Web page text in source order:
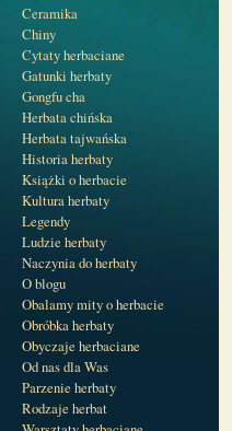
Ceramika
Chiny
Cytaty herbaciane
Gatunki herbaty
Gongfu cha
Herbata chińska
Herbata tajwańska
Historia herbaty
Książki o herbacie
Kultura herbaty
Legendy
Ludzie herbaty
Naczynia do herbaty
O blogu
Obalamy mity o herbacie
Obróbka herbaty
Obyczaje herbaciane
Od nas dla Was
Parzenie herbaty
Rodzaje herbat